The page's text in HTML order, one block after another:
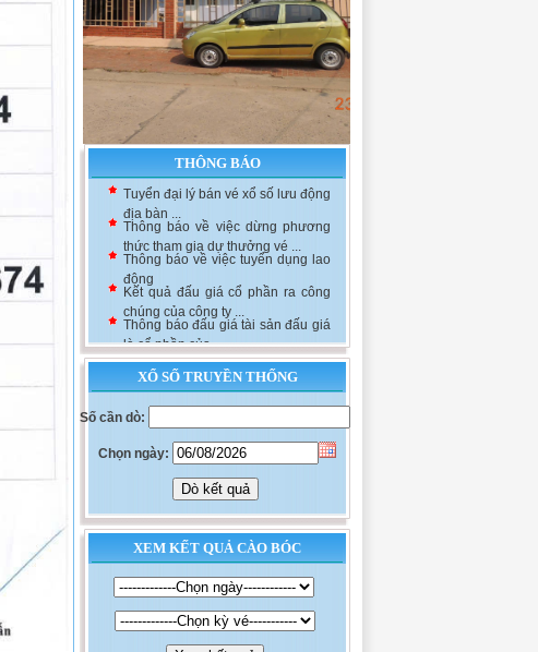
THÔNG BÁO
Tuyển đại lý bán vé xổ số lưu động
địa bàn ...
Thông báo về việc dừng phương
thức tham gia dự thưởng vé ...
Thông báo về việc tuyển dụng lao
động
Kết quả đấu giá cổ phần ra công
chúng của công ty ...
Thông báo đấu giá tài sản đấu giá
là cổ phần của ...
XỔ SỐ TRUYỀN THỐNG
Số cần dò:
Chọn ngày:
XEM KẾT QUẢ CÀO BÓC